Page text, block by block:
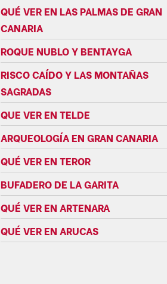
QUÉ VER EN LAS PALMAS DE GRAN
CANARIA
ROQUE NUBLO Y BENTAYGA
RISCO CAÍDO Y LAS MONTAÑAS
SAGRADAS
QUE VER EN TELDE
ARQUEOLOGÍA EN GRAN CANARIA
QUÉ VER EN TEROR
BUFADERO DE LA GARITA
QUÉ VER EN ARTENARA
QUÉ VER EN ARUCAS